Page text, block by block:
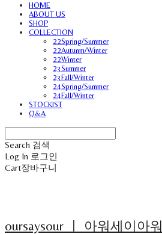
HOME
ABOUT US
SHOP
COLLECTION
22Spring/Summer
22Autunm/Winter
22Winter
23Summer
23Fall/Winter
24Spring/Summer
24Fall/Winter
STOCKIST
Q&A
Search 검색
Log In 로그인
Cart장바구니
oursaysour ㅣ 아워세이아워